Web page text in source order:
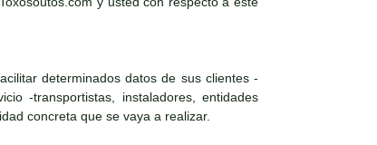
determinados datos de sus clientes -
-transportistas, instaladores, entidades
concreta que se vaya a realizar.